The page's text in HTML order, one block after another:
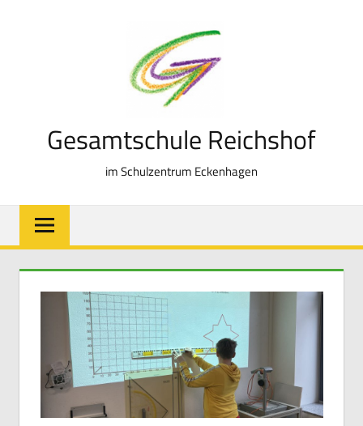
Gesamtschule Reichshof
im Schulzentrum Eckenhagen